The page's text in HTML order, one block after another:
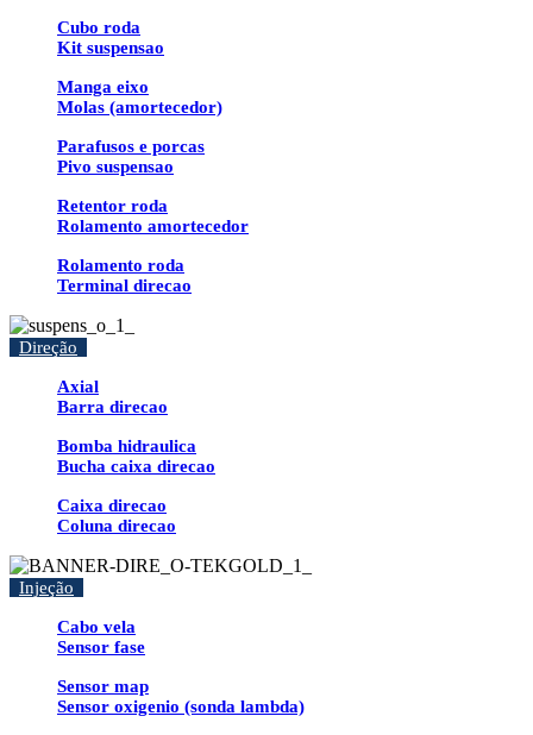
Cubo roda
Kit suspensao
Manga eixo
Molas (amortecedor)
Parafusos e porcas
Pivo suspensao
Retentor roda
Rolamento amortecedor
Rolamento roda
Terminal direcao
Direção
Axial
Barra direcao
Bomba hidraulica
Bucha caixa direcao
Caixa direcao
Coluna direcao
Injeção
Cabo vela
Sensor fase
Sensor map
Sensor oxigenio (sonda lambda)